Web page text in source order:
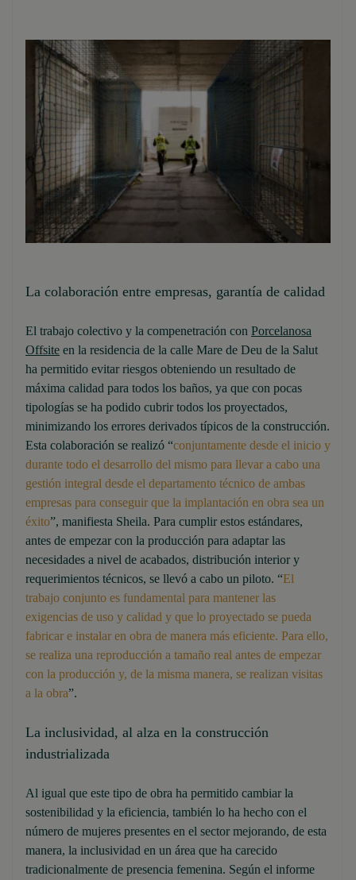
La colaboración entre empresas, garantía de calidad
El trabajo colectivo y la compenetración con Porcelanosa
Offsite en la residencia de la calle Mare de Deu de la Salut
ha permitido evitar riesgos obteniendo un resultado de
máxima calidad para todos los baños, ya que con pocas
tipologías se ha podido cubrir todos los proyectados,
minimizando los errores derivados típicos de la construcción.
Esta colaboración se realizó “conjuntamente desde el inicio y
durante todo el desarrollo del mismo para llevar a cabo una
gestión integral desde el departamento técnico de ambas
empresas para conseguir que la implantación en obra sea un
éxito”, manifiesta Sheila. Para cumplir estos estándares,
antes de empezar con la producción para adaptar las
necesidades a nivel de acabados, distribución interior y
requerimientos técnicos, se llevó a cabo un piloto. “El
trabajo conjunto es fundamental para mantener las
exigencias de uso y calidad y que lo proyectado se pueda
fabricar e instalar en obra de manera más eficiente. Para ello,
se realiza una reproducción a tamaño real antes de empezar
con la producción y, de la misma manera, se realizan visitas
a la obra”.
La inclusividad, al alza en la construcción
industrializada
Al igual que este tipo de obra ha permitido cambiar la
sostenibilidad y la eficiencia, también lo ha hecho con el
número de mujeres presentes en el sector mejorando, de esta
manera, la inclusividad en un área que ha carecido
tradicionalmente de presencia femenina. Según el informe